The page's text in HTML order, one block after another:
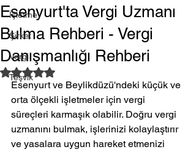
İşletme
Şirket
Vergi
Teşvik
Esenyurt'ta Vergi Uzmanı
Bulma Rehberi - Vergi
Danışmanlığı Rehberi
5 üzerinden NaN yıldız
Esenyurt ve Beylikdüzü'ndeki küçük ve
orta ölçekli işletmeler için vergi
süreçleri karmaşık olabilir. Doğru vergi
uzmanını bulmak, işlerinizi kolaylaştırır
ve yasalara uygun hareket etmenizi